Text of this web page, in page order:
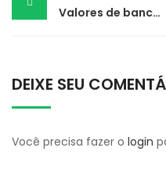
navigation
Valores de banco são penhorados para quitar dívida com ex-correntista
DEIXE SEU
Você precisa fazer o login